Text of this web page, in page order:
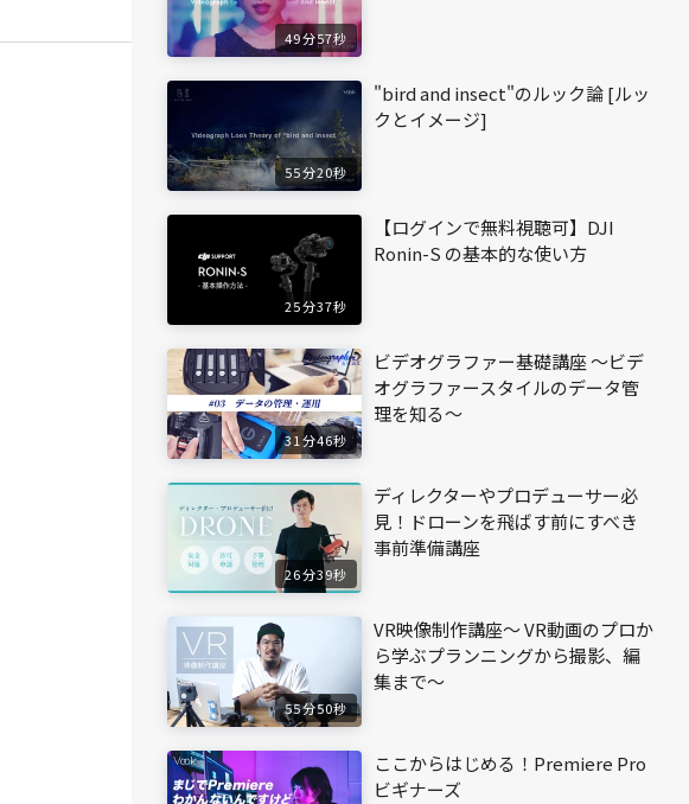
49分57秒
55分20秒
"bird and insect"のルック論 [ルッ
クとイメージ]
25分37秒
【ログインで無料視聴可】DJI
Ronin-S の基本的な使い方
31分46秒
ビデオグラファー基礎講座 〜ビデ
オグラファースタイルのデータ管
理を知る〜
26分39秒
ディレクターやプロデューサー必
見！ドローンを飛ばす前にすべき
事前準備講座
55分50秒
VR映像制作講座〜 VR動画のプロか
ら学ぶプランニングから撮影、編
集まで〜
ここからはじめる！Premiere Pro
ビギナーズ